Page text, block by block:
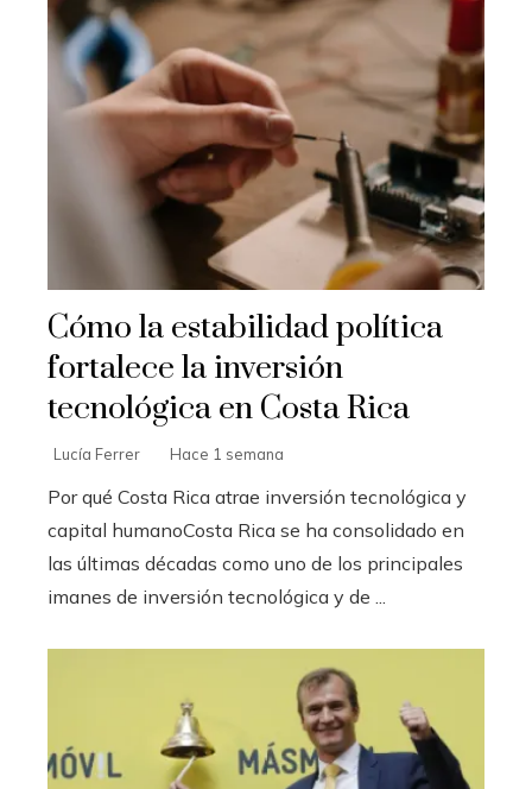
Cómo la estabilidad política
fortalece la inversión
tecnológica en Costa Rica
Lucía Ferrer Hace 1 semana
Por qué Costa Rica atrae inversión tecnológica y
capital humanoCosta Rica se ha consolidado en
las últimas décadas como uno de los principales
imanes de inversión tecnológica y de ...